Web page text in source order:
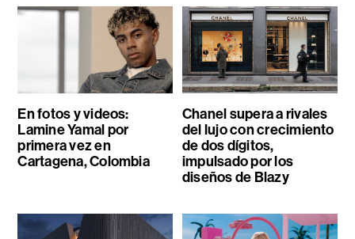
En fotos y videos:
Lamine Yamal por
primera vez en
Cartagena, Colombia
Chanel supera a rivales
del lujo con crecimiento
de dos dígitos,
impulsado por los
diseños de Blazy